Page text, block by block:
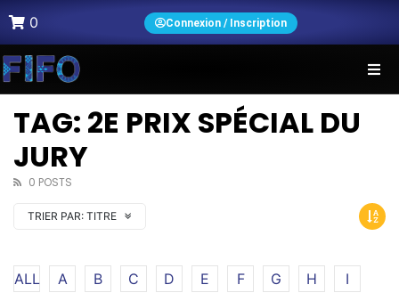
0 Connexion / Inscription
TAG: 2E PRIX SPÉCIAL DU
JURY
0 POSTS
TRIER PAR: TITRE
ALL A B C D E F G H
I